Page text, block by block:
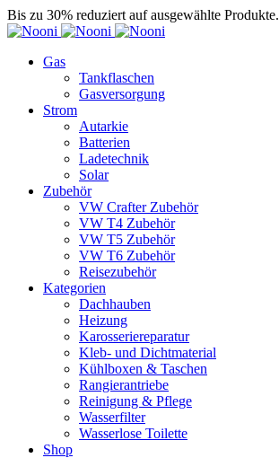
Bis zu 30% reduziert auf ausgewählte Produkte.
Gas
Tankflaschen
Gasversorgung
Strom
Autarkie
Batterien
Ladetechnik
Solar
Zubehör
VW Crafter Zubehör
VW T4 Zubehör
VW T5 Zubehör
VW T6 Zubehör
Reisezubehör
Kategorien
Dachhauben
Heizung
Karosseriereparatur
Kleb- und Dichtmaterial
Kühlboxen & Taschen
Rangierantriebe
Reinigung & Pflege
Wasserfilter
Wasserlose Toilette
Shop